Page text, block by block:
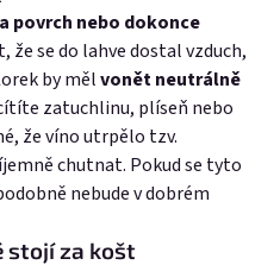
povrch nebo dokonce
že se do lahve dostal vzduch,
by mělvonět neutrálně
zatuchlinu, plíseň nebo
že víno utrpělo tzv.
chutnat. Pokud se tyto
nebude v dobrém
stojí za košt